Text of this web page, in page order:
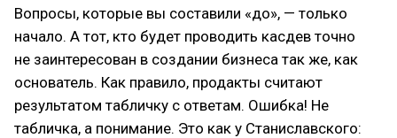
Вопросы, которые вы составили «до», — только
начало. А тот, кто будет проводить касдев точно
не заинтересован в создании бизнеса так же, как
основатель. Как правило, продакты считают
результатом табличку с ответам. Ошибка! Не
табличка, а понимание. Это как у Станиславского: